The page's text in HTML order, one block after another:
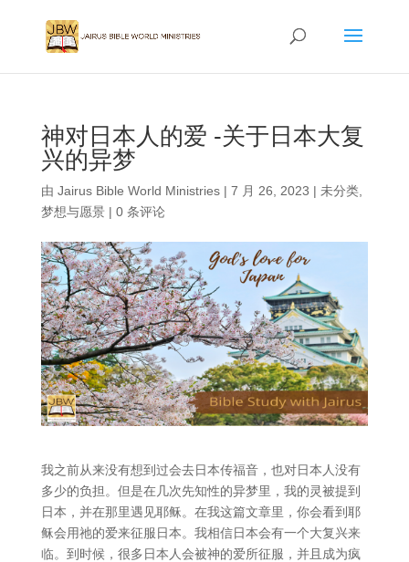
神对日本人的爱 -关于日本大复
兴的异梦
由 Jairus Bible World Ministries| 7 月 26, 2023 | 未分类,
梦想与愿景| 0 条评论
我之前从来没有想到过会去日本传福音，也对日本人没有
多少的负担。但是在几次先知性的异梦里，我的灵被提到
日本，并在那里遇见耶稣。在我这篇文章里，你会看到耶
稣会用祂的爱来征服日本。我相信日本会有一个大复兴来
临。到时候，很多日本人会被神的爱所征服，并且成为疯